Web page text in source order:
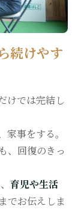
続けやす
けでは完結し
事をする。
、回復のきっ
育児や生活
までお伝えしま